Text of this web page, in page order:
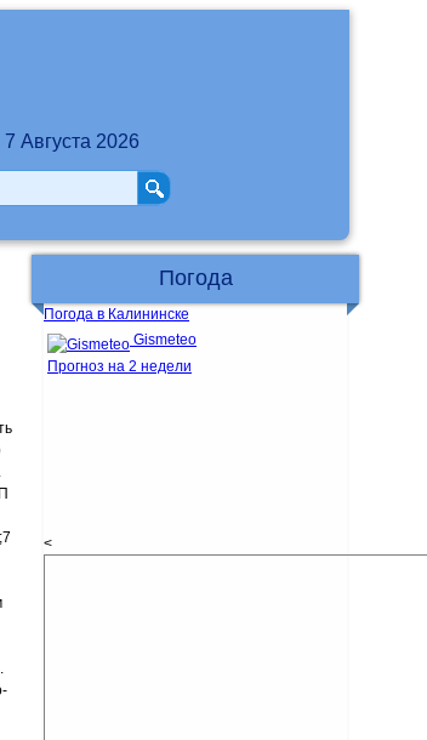
Августа 2026
Погода
Погода в Калининске
Gismeteo
Прогноз на 2 недели
<